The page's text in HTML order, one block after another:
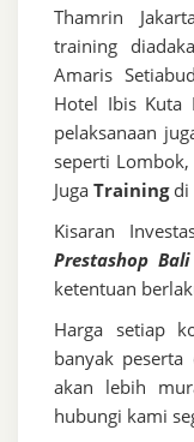
Thamrin
training
Amaris
Hotel Ibis Kuta
pelaksanaan
seperti
Juga Trainingdi
Kisaran
Prestashop Bali
ketentuan
Harga setiap
banyak
akan lebih
hubungi kami